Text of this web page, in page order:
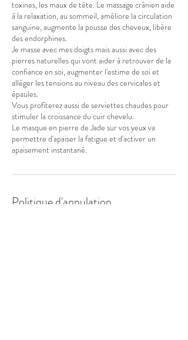
toxines, les maux de tête. Le massage crânien aide
à la relaxation, au sommeil, améliore la circulation
sanguine, augmente la pousse des cheveux, libère
des endorphines.
Je masse avec mes doigts mais aussi avec des
pierres naturelles qui vont aider à retrouver de la
confiance en soi, augmenter l'estime de soi et
alléger les tensions au niveau des cervicales et
épaules.
Vous profiterez aussi de serviettes chaudes pour
stimuler la croissance du cuir chevelu.
Le masque en pierre de Jade sur vos yeux va
permettre d'apaiser la fatigue et d'activer un
apaisement instantané.
Politique d'annulation